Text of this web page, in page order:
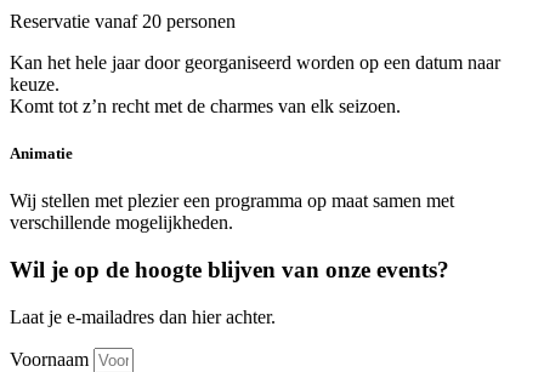
Reservatie vanaf 20 personen
Kan het hele jaar door georganiseerd worden op een datum naar
keuze.
Komt tot z’n recht met de charmes van elk seizoen.
Animatie
Wij stellen met plezier een programma op maat samen met
verschillende mogelijkheden.
Wil je op de hoogte blijven van onze events?
Laat je e-mailadres dan hier achter.
Voornaam